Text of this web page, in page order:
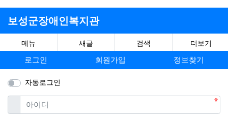
보성군장애인복지관
메뉴 새글 검색 더보기
로그인 회원가입 정보찾기
자동로그인
아이디필수